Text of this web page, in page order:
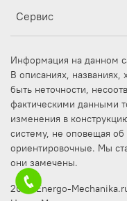
Сервис
Информация на данном
В описаниях, названиях,
быть неточности,
фактическими данными
изменения в
систему, не оповещая
ориентировочные. Мы
они замечены.
2025 Energo-